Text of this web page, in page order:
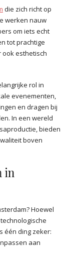
die zich richt op
werken nauw
om iets echt
tot prachtige
esthetisch
rol in
evenementen,
en dragen bij
In een wereld
bieden
boven
in
Hoewel
één ding zeker:
aan